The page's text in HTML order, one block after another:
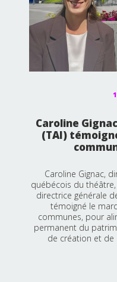
Caroline
(TAI)
Caroline Gignac,
québécois du
directrice générale
témoigné le
communes, pour
permanent du
de création et de